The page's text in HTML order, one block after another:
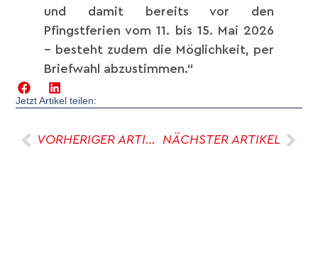
und damit bereits vor den
Pfingstferien vom 11. bis 15. Mai 2026
– besteht zudem die Möglichkeit, per
Briefwahl abzustimmen.“
Jetzt Artikel teilen:
VORHERIGER ARTIKEL NÄCHSTER ARTIKEL